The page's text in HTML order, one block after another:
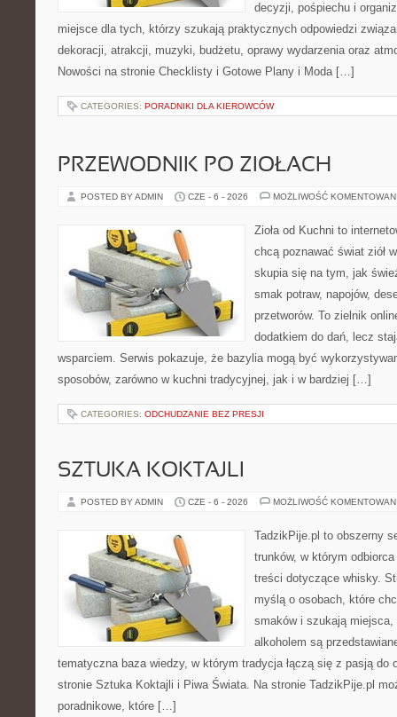
decyzji, pośpiechu i
miejsce dla tych, którzy szukają praktycznych odpowiedzi
dekoracji, atrakcji, muzyki, budżetu, oprawy wydarzenia oraz
Nowości na stronie Checklisty i Gotowe Plany i Moda […]
CATEGORIES: PORADNIKI DLA KIEROWCÓW
PRZEWODNIK PO ZIOŁACH
POSTED BY ADMIN CZE - 6 - 2026 MOŻLIWOŚĆ
Zioła od Kuchni to
chcą poznawać świat ziół
skupia się na tym, jak
smak potraw, napojów,
przetworów. To zielnik
dodatkiem do dań, lecz
wsparciem. Serwis pokazuje, że bazylia mogą być
sposobów, zarówno w kuchni tradycyjnej, jak i w bardziej […]
CATEGORIES: ODCHUDZANIE BEZ PRESJI
SZTUKA KOKTAJLI
POSTED BY ADMIN CZE - 6 - 2026 MOŻLIWOŚĆ
TadzikPije.pl to obszerny
trunków, w którym
treści dotyczące whisky.
myślą o osobach, które
smaków i szukają
alkoholem są
tematyczna baza wiedzy, w którym tradycja łączą się z pasją do
stronie Sztuka Koktajli i Piwa Świata. Na stronie TadzikPije.pl
poradnikowe, które […]